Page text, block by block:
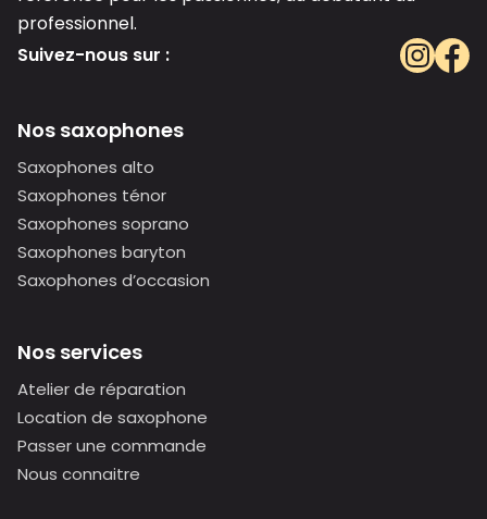
professionnel.
Suivez-nous sur :
Nos saxophones
Saxophones alto
Saxophones ténor
Saxophones soprano
Saxophones baryton
Saxophones d’occasion
Nos services
Atelier de réparation
Location de saxophone
Passer une commande
Nous connaitre